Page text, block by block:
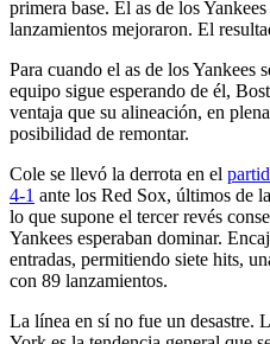
primera base. El as de los
lanzamientos mejoraron. El
Para cuando el as de los Yankees
equipo sigue esperando de él,
ventaja que su alineación, en
posibilidad de remontar.
Cole se llevó la derrota en el
4-1 ante los Red Sox, últimos de
lo que supone el tercer revés
Yankees esperaban dominar.
entradas, permitiendo siete hits,
con 89 lanzamientos.
La línea en sí no fue un desastre.